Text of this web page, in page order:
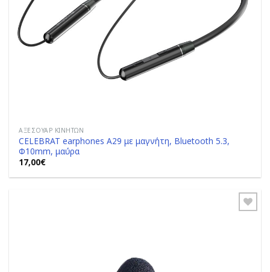
ΑΞΕΣΟΥΆΡ ΚΙΝΗΤΏΝ
CELEBRAT earphones A29 με μαγνήτη, Bluetooth 5.3,
Φ10mm, μαύρα
17,00€